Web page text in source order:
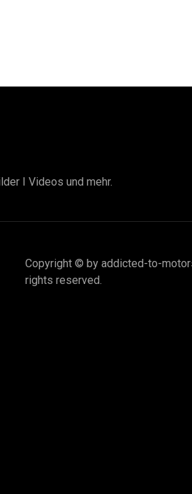
I Videos und mehr.
Copyright © by addicted-to-
rights reserved.